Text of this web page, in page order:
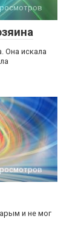
Она искала
и не мог